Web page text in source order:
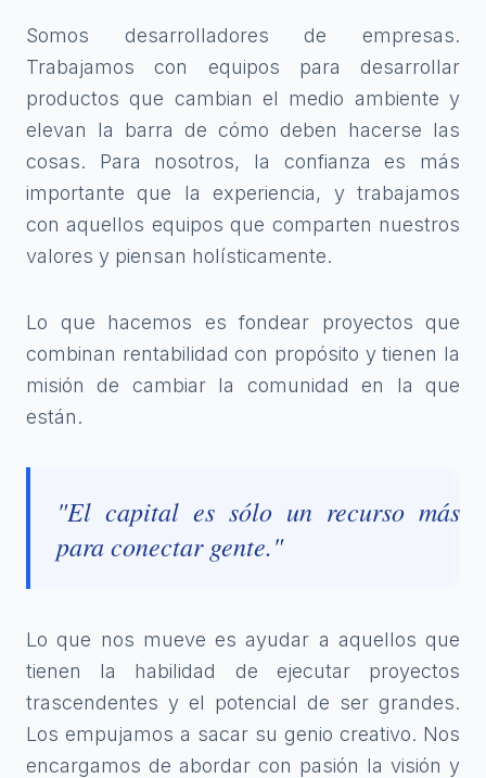
Somos desarrolladores de empresas.
Trabajamos con equipos para desarrollar
productos que cambian el medio ambiente y
elevan la barra de cómo deben hacerse las
cosas. Para nosotros, la confianza es más
importante que la experiencia, y trabajamos
con aquellos equipos que comparten nuestros
valores y piensan holísticamente.
Lo que hacemos es fondear proyectos que
combinan rentabilidad con propósito y tienen la
misión de cambiar la comunidad en la que
están.
"El capital es sólo un recurso más
para conectar gente."
Lo que nos mueve es ayudar a aquellos que
tienen la habilidad de ejecutar proyectos
trascendentes y el potencial de ser grandes.
Los empujamos a sacar su genio creativo. Nos
encargamos de abordar con pasión la visión y